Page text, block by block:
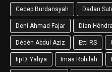
Cecep Burdansyah Dadan
Deni Ahmad Fajar Dian
Dédén Abdul Aziz Etti RS
Iip D. Yahya Imas Rohilah